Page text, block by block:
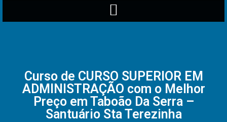
Curso de CURSO SUPERIOR EM
ADMINISTRAÇÃO com o Melhor
Preço em Taboão Da Serra –
Santuário Sta Terezinha